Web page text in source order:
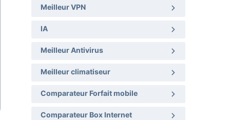
Meilleur VPN
IA
Meilleur Antivirus
Meilleur climatiseur
Comparateur Forfait mobile
Comparateur Box Internet